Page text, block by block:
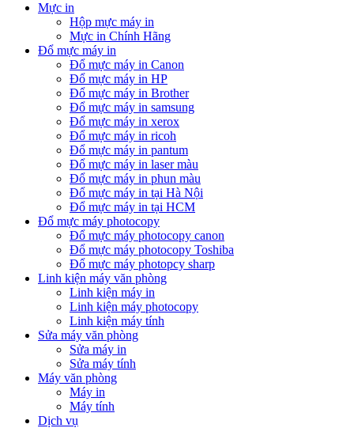
Mực in
Hộp mực máy in
Mực in Chính Hãng
Đổ mực máy in
Đổ mực máy in Canon
Đổ mực máy in HP
Đổ mực máy in Brother
Đổ mực máy in samsung
Đổ mực máy in xerox
Đổ mực máy in ricoh
Đổ mực máy in pantum
Đổ mực máy in laser màu
Đổ mực máy in phun màu
Đổ mực máy in tại Hà Nội
Đổ mực máy in tại HCM
Đổ mực máy photocopy
Đổ mực máy photocopy canon
Đổ mực máy photocopy Toshiba
Đổ mực máy photopcy sharp
Linh kiện máy văn phòng
Linh kiện máy in
Linh kiện máy photocopy
Linh kiện máy tính
Sửa máy văn phòng
Sửa máy in
Sửa máy tính
Máy văn phòng
Máy in
Máy tính
Dịch vụ